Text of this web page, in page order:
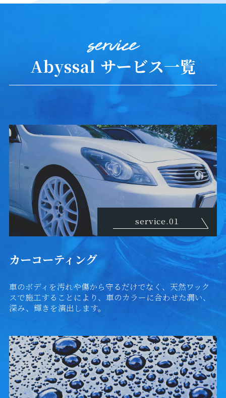
Abyssal サービス一覧
service.01
カーコーティング
車のボディを汚れや傷から守るだけでなく、天然ワック
スで施工することにより、車のカラーに合わせた潤い、
深み、輝きを演出します。